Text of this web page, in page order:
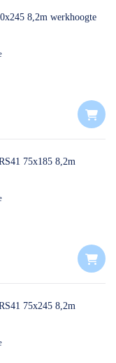
8,2m werkhoogte
75x185 8,2m
75x245 8,2m